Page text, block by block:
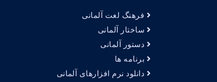
فرهنگ لغت آلمانی
ساختار آلمانی
دستور آلمانی
برنامه ها
دانلود نرم افزارهای آلمانی